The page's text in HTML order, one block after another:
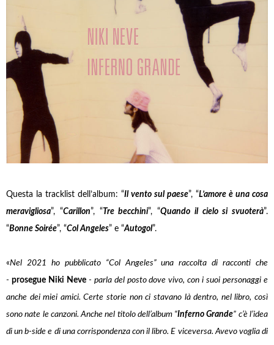
Questa la tracklist dell’album: “Il vento sul paese”, “L’amore è una cosa
meravigliosa”, “Carillon”, “Tre becchini”, “Quando il cielo si svuoterà”.
“Bonne Soirée”, “Col Angeles” e “Autogol”.
«Nel 2021 ho pubblicato “Col Angeles” una raccolta di racconti che
- prosegue Niki Neve- parla del posto dove vivo, con i suoi personaggi e
anche dei miei amici. Certe storie non ci stavano là dentro, nel libro, così
sono nate le canzoni. Anche nel titolo dell’album “Inferno Grande” c’è l’idea
di un b-side e di una corrispondenza con il libro. E viceversa. Avevo voglia di